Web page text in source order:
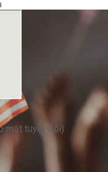
mật tuyệt đối)